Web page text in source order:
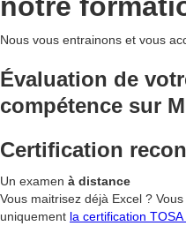
Nous vous entrainons et vous
Évaluation de
compétence sur
Certification
Un examen à distance
Vous maitrisez déjà Excel ?
uniquement la certification TOSA